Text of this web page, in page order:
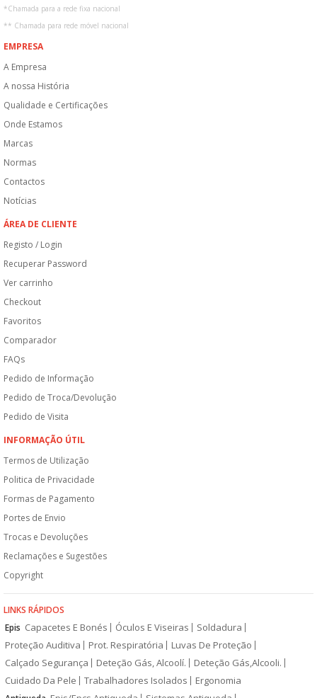
*Chamada para a rede fixa nacional
** Chamada para rede móvel nacional
EMPRESA
A Empresa
A nossa História
Qualidade e Certificações
Onde Estamos
Marcas
Normas
Contactos
Notícias
ÁREA DE CLIENTE
Registo / Login
Recuperar Password
Ver carrinho
Checkout
Favoritos
Comparador
FAQs
Pedido de Informação
Pedido de Troca/Devolução
Pedido de Visita
INFORMAÇÃO ÚTIL
Termos de Utilização
Politica de Privacidade
Formas de Pagamento
Portes de Envio
Trocas e Devoluções
Reclamações e Sugestões
Copyright
LINKS RÁPIDOS
Epis Capacetes E Bonés Óculos E Viseiras
Soldadura
Proteção Auditiva
Prot. Respiratória
Luvas De Proteção
Calçado Segurança
Deteção Gás, Alcoolí.
Deteção Gás,Alcooli.
Cuidado Da Pele
Trabalhadores Isolados Ergonomia